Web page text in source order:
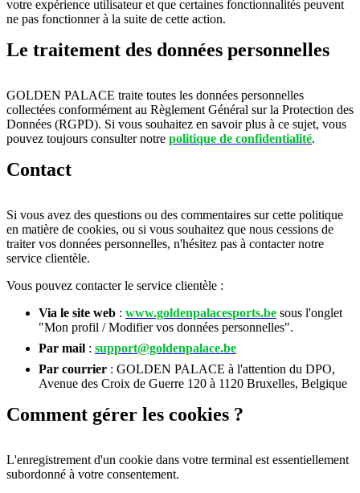
votre expérience utilisateur et que certaines fonctionnalités peuvent
ne pas fonctionner à la suite de cette action.
Le traitement des données personnelles
GOLDEN PALACE traite toutes les données personnelles
collectées conformément au Règlement Général sur la Protection des
Données (RGPD). Si vous souhaitez en savoir plus à ce sujet, vous
pouvez toujours consulter notre politique de confidentialité.
Contact
Si vous avez des questions ou des commentaires sur cette politique
en matière de cookies, ou si vous souhaitez que nous cessions de
traiter vos données personnelles, n'hésitez pas à contacter notre
service clientèle.
Vous pouvez contacter le service clientèle :
Via le site web : www.goldenpalacesports.be sous l'onglet
"Mon profil / Modifier vos données personnelles".
Par mail : support@goldenpalace.be
Par courrier : GOLDEN PALACE à l'attention du DPO,
Avenue des Croix de Guerre 120 à 1120 Bruxelles, Belgique
Comment gérer les cookies ?
L'enregistrement d'un cookie dans votre terminal est essentiellement
subordonné à votre consentement.